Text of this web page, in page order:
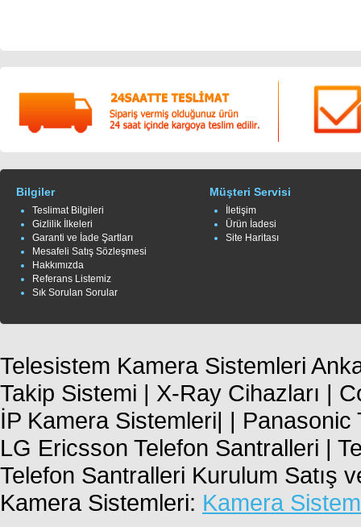
Bilgiler
Teslimat Bilgileri
Gizlilik İlkeleri
Garanti ve İade Şartları
Mesafeli Satış Sözleşmesi
Hakkımızda
Referans Listemiz
Sık Sorulan Sorular
Müşteri Servisi
İletişim
Ürün İadesi
Site Haritası
Telesistem Kamera Sistemleri
Takip Sistemi | X-Ray Cihazları |
İP Kamera Sistemleri| |
LG Ericsson Telefon Santralleri |
Telefon Santralleri Kurulum Satış
Kamera Sistemleri: Kamera